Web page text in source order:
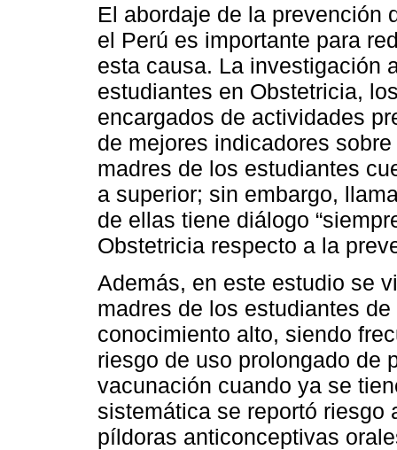
El abordaje de la prevención
el Perú es importante para
esta causa. La investigación
estudiantes en Obstetricia,
encargados de actividades
de mejores indicadores
madres de los estudiantes
a superior; sin embargo,
de ellas tiene diálogo
Obstetricia respecto a la
Además, en este estudio se
madres de los estudiantes
conocimiento alto, siendo
riesgo de uso prolongado de
vacunación cuando ya se
sistemática se reportó riesgo
píldoras anticonceptivas